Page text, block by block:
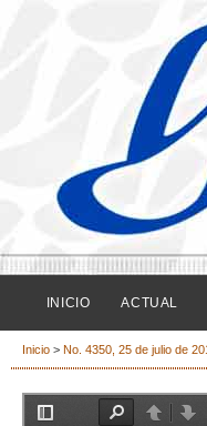
INICIO ACTUAL
Inicio > No. 4350, 25 de julio de